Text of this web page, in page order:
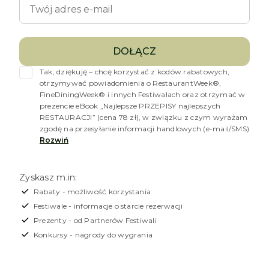
DOŁĄCZ
Tak, dziękuję – chcę korzystać z kodów rabatowych,
otrzymywać powiadomienia o RestaurantWeek®,
FineDiningWeek® i innych Festiwalach oraz otrzymać w
prezencie eBook „Najlepsze PRZEPISY najlepszych
RESTAURACJI” (cena 78 zł), w związku z czym wyrażam
zgodę na przesyłanie informacji handlowych (e-mail/SMS)
Rozwiń
Zyskasz m.in:
Rabaty - możliwość korzystania
Festiwale - informacje o starcie rezerwacji
Prezenty - od Partnerów Festiwali
Konkursy - nagrody do wygrania